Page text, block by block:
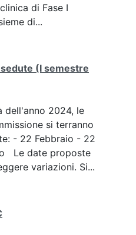
di Fase I
di...
(I semestre
dell'anno 2024, le
si terranno
- 22 Febbraio - 22
Le date proposte
variazioni. Si...